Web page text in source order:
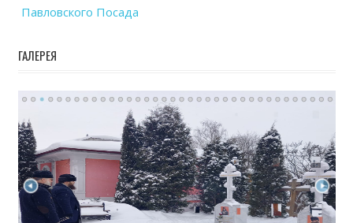
Павловского Посада
ГАЛЕРЕЯ